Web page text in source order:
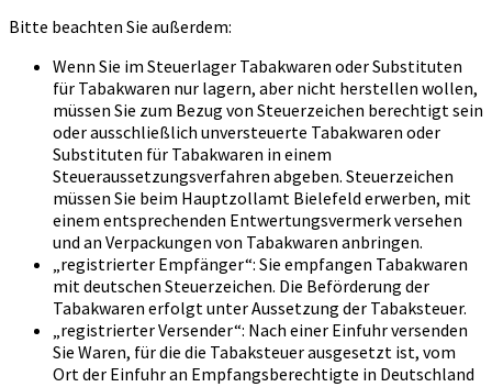
Bitte beachten Sie außerdem:
Wenn Sie im Steuerlager Tabakwaren oder Substituten
für Tabakwaren nur lagern, aber nicht herstellen wollen,
müssen Sie zum Bezug von Steuerzeichen berechtigt sein
oder ausschließlich unversteuerte Tabakwaren oder
Substituten für Tabakwaren in einem
Steueraussetzungsverfahren abgeben. Steuerzeichen
müssen Sie beim Hauptzollamt Bielefeld erwerben, mit
einem entsprechenden Entwertungsvermerk versehen
und an Verpackungen von Tabakwaren anbringen.
„registrierter Empfänger“: Sie empfangen Tabakwaren
mit deutschen Steuerzeichen. Die Beförderung der
Tabakwaren erfolgt unter Aussetzung der Tabaksteuer.
„registrierter Versender“: Nach einer Einfuhr versenden
Sie Waren, für die die Tabaksteuer ausgesetzt ist, vom
Ort der Einfuhr an Empfangsberechtigte in Deutschland